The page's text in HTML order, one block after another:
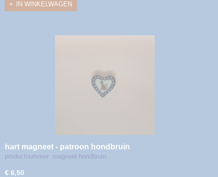
IN WINKELWAGEN
hart magneet - patroon hondbruin
productnummer: magneet-hondbruin
€ 6,50